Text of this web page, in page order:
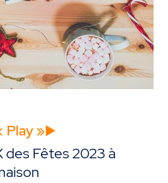
Play »▶️
des Fêtes 2023 à